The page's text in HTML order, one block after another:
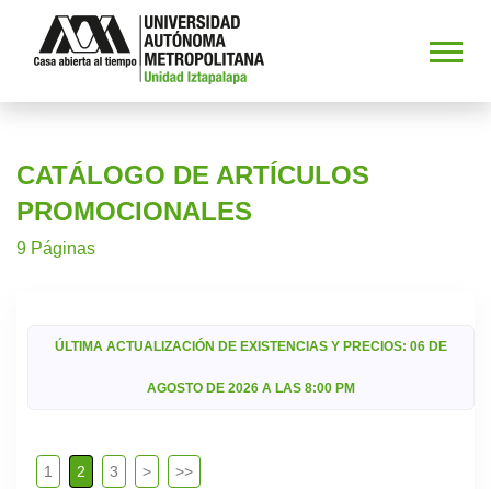
CATÁLOGO DE ARTÍCULOS
PROMOCIONALES
9 Páginas
ÚLTIMA ACTUALIZACIÓN DE EXISTENCIAS Y PRECIOS: 06 DE
AGOSTO DE 2026 A LAS 8:00 PM
1 2 3 > >>